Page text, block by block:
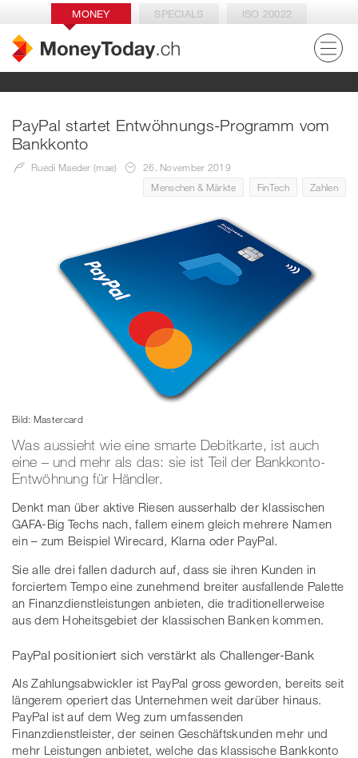
MONEY SPECIALS ISO 20022
PayPal startet Entwöhnungs-Programm vom
Bankkonto
Ruedi Maeder (mae)
26. November 2019
Menschen & Märkte
FinTech Zahlen
Bild: Mastercard
Was aussieht wie eine smarte Debitkarte, ist auch
eine – und mehr als das: sie ist Teil der Bankkonto-
Entwöhnung für Händler.
Denkt man über aktive Riesen ausserhalb der klassischen
GAFA-Big Techs nach, fallem einem gleich mehrere Namen
ein – zum Beispiel Wirecard, Klarna oder PayPal.
Sie alle drei fallen dadurch auf, dass sie ihren Kunden in
forciertem Tempo eine zunehmend breiter ausfallende Palette
an Finanzdienstleistungen anbieten, die traditionellerweise
aus dem Hoheitsgebiet der klassischen Banken kommen.
PayPal positioniert sich verstärkt als Challenger-Bank
Als Zahlungsabwickler ist PayPal gross geworden, bereits seit
längerem operiert das Unternehmen weit darüber hinaus.
PayPal ist auf dem Weg zum umfassenden
Finanzdienstleister, der seinen Geschäftskunden mehr und
mehr Leistungen anbietet, welche das klassische Bankkonto